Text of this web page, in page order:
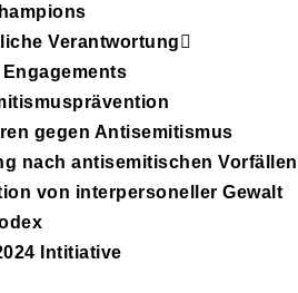
Verantwortung
gegen Antisemitismus
nach antisemitischen Vorfällen
von interpersoneller Gewalt
Intitiative